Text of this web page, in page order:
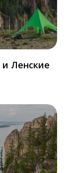
Ленские